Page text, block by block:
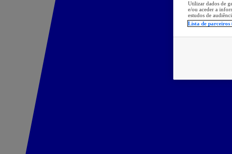
Utilizar dados de
e/ou aceder a
estudos de
Lista de parceiros